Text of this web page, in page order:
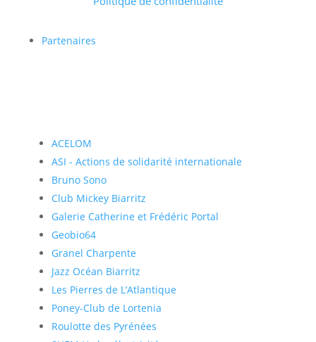
Partenaires
ACELOM
ASI - Actions de solidarité internationale
Bruno Sono
Club Mickey Biarritz
Galerie Catherine et Frédéric Portal
Geobio64
Granel Charpente
Jazz Océan Biarritz
Les Pierres de L’Atlantique
Poney-Club de Lortenia
Roulotte des Pyrénées